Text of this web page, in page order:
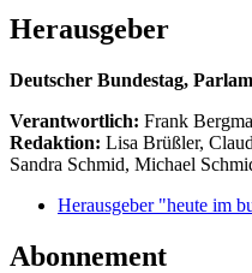
Herausgeber
Deutscher Bundestag,
Verantwortlich: Frank
Redaktion: Lisa Brüßler,
Sandra Schmid, Michael
Herausgeber "heute im
Abonnement